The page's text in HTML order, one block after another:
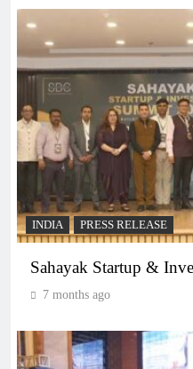
INDIA PRESS RELEASE
Sahayak Startup &
7 months ago